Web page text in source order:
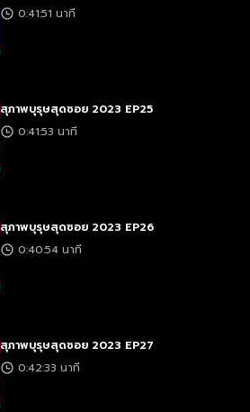
0:41:51 นาที
สุภาพบุรุษสุดซอย 2023 EP25
0:41:53 นาที
สุภาพบุรุษสุดซอย 2023 EP26
0:40:54 นาที
สุภาพบุรุษสุดซอย 2023 EP27
0:42:33 นาที